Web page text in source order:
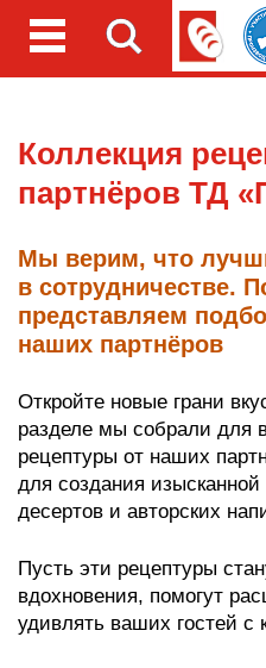
Коллекция
партнёров ТД
Мы верим, что
в сотрудничестве.
представляем
наших партнёров
Откройте новые грани
разделе мы собрали для
рецептуры от наших
для создания
десертов и авторских
Пусть эти рецептуры
вдохновения, помогут
удивлять ваших гостей